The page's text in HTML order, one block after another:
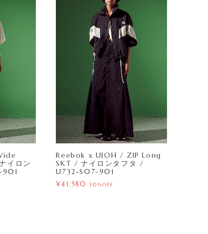
イロン
901
Reebok x UJOH / ZIP Long
SKT / ナイロンタフタ /
U732-S07-901
¥41,580 30%OFF